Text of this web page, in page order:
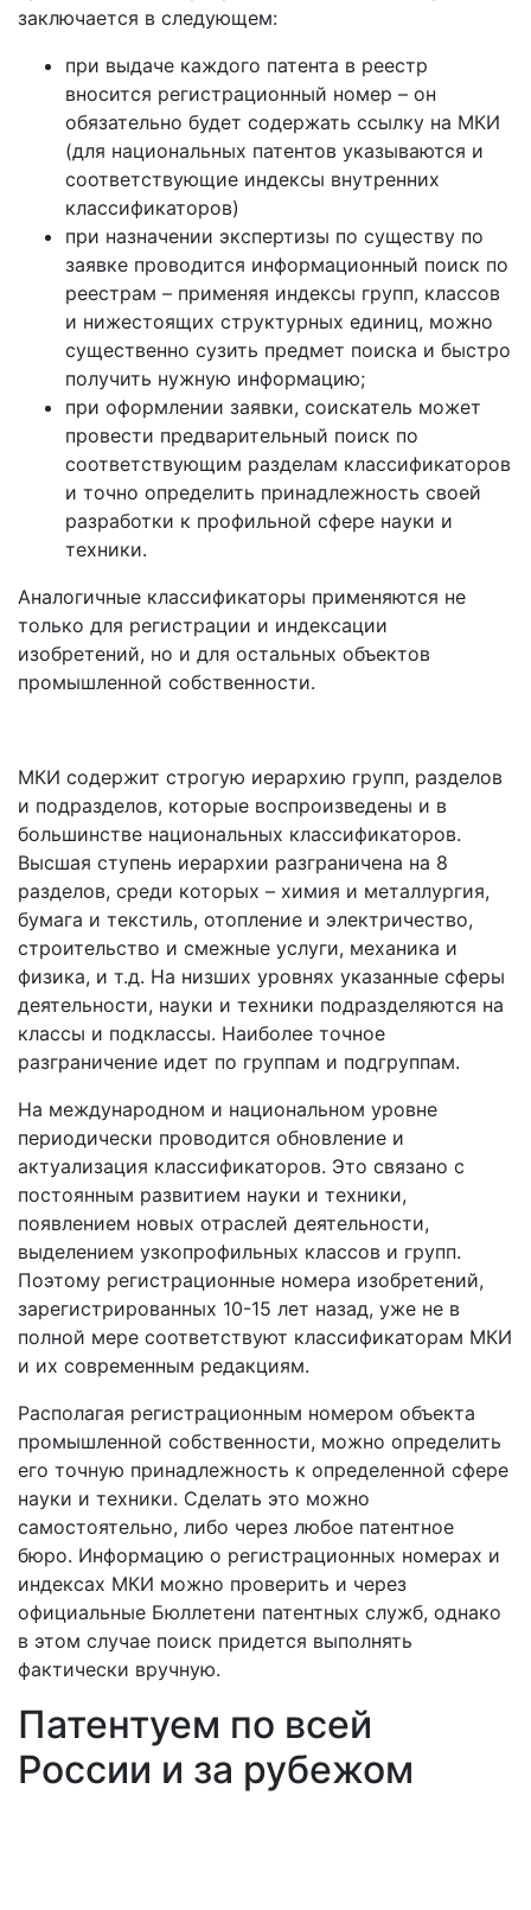
заключается в следующем:
при выдаче каждого патента в реестр
вносится регистрационный номер – он
обязательно будет содержать ссылку на МКИ
(для национальных патентов указываются и
соответствующие индексы внутренних
классификаторов)
при назначении экспертизы по существу по
заявке проводится информационный поиск по
реестрам – применяя индексы групп, классов
и нижестоящих структурных единиц, можно
существенно сузить предмет поиска и быстро
получить нужную информацию;
при оформлении заявки, соискатель может
провести предварительный поиск по
соответствующим разделам классификаторов
и точно определить принадлежность своей
разработки к профильной сфере науки и
техники.
Аналогичные классификаторы применяются не
только для регистрации и индексации
изобретений, но и для остальных объектов
промышленной собственности.
МКИ содержит строгую иерархию групп, разделов
и подразделов, которые воспроизведены и в
большинстве национальных классификаторов.
Высшая ступень иерархии разграничена на 8
разделов, среди которых – химия и металлургия,
бумага и текстиль, отопление и электричество,
строительство и смежные услуги, механика и
физика, и т.д. На низших уровнях указанные сферы
деятельности, науки и техники подразделяются на
классы и подклассы. Наиболее точное
разграничение идет по группам и подгруппам.
На международном и национальном уровне
периодически проводится обновление и
актуализация классификаторов. Это связано с
постоянным развитием науки и техники,
появлением новых отраслей деятельности,
выделением узкопрофильных классов и групп.
Поэтому регистрационные номера изобретений,
зарегистрированных 10-15 лет назад, уже не в
полной мере соответствуют классификаторам МКИ
и их современным редакциям.
Располагая регистрационным номером объекта
промышленной собственности, можно определить
его точную принадлежность к определенной сфере
науки и техники. Сделать это можно
самостоятельно, либо через любое патентное
бюро. Информацию о регистрационных номерах и
индексах МКИ можно проверить и через
официальные Бюллетени патентных служб, однако
в этом случае поиск придется выполнять
фактически вручную.
Патентуем по всей
России и за рубежом